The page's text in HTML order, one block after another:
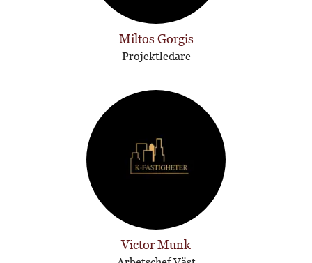
Miltos Gorgis
Projektledare
Victor Munk